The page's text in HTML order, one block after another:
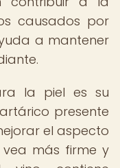
causados por
a mantener
la piel es su
presente
el aspecto
más firme y